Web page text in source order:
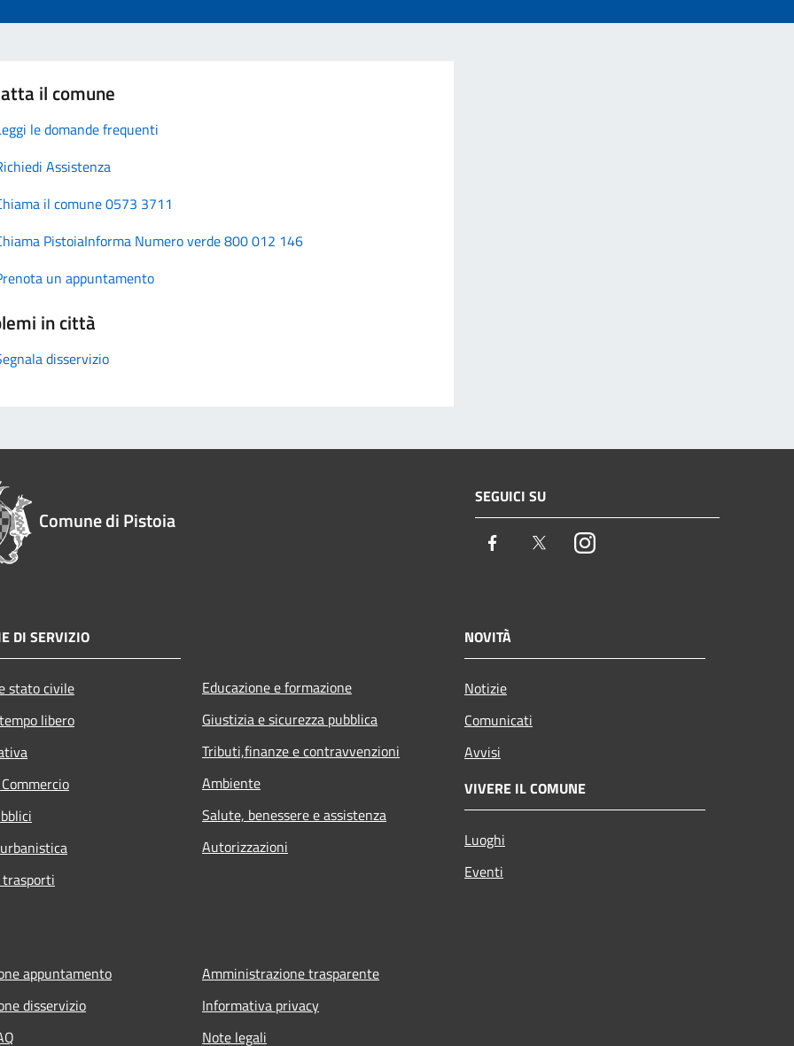
il comune
le domande frequenti
Assistenza
il comune 0573 3711
PistoiaInforma Numero verde 800 012 146
un appuntamento
in città
disservizio
Comune di Pistoia
SEGUICI SU
Facebook TwitterInstagram
DI SERVIZIO
stato civile
libero
Educazione e formazione
Giustizia e sicurezza pubblica
Tributi,finanze e contravvenzioni
Ambiente
Salute, benessere e assistenza
Autorizzazioni
NOVITÀ
Notizie
Comunicati
Avvisi
VIVERE IL COMUNE
Luoghi
Eventi
appuntamento
disservizio
Amministrazione trasparente
Informativa privacy
Note legali